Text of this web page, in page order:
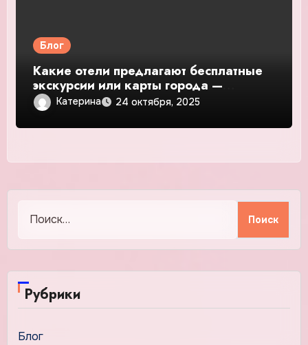
Блог
Какие отели предлагают бесплатные
экскурсии или карты города —
подробное руководство и обзор
Катерина 24 октября, 2025
Рубрики
Блог